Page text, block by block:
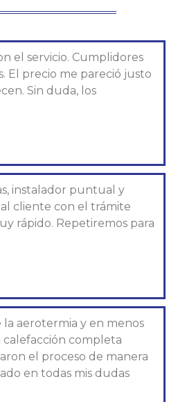
el servicio. Cumplidores
El precio me pareció justo
Sin duda, los
instalador puntual y
cliente con el trámite
rápido. Repetiremos para
la aerotermia y en menos
calefacción completa
el proceso de manera
en todas mis dudas